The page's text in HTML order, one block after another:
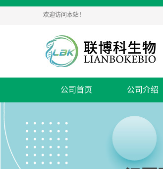
欢迎访问本站！
公司首页 公司介绍